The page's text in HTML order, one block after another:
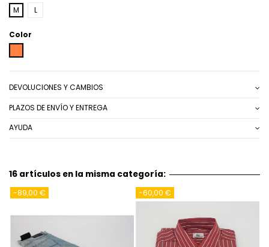
M
L
Color
DEVOLUCIONES Y CAMBIOS
PLAZOS DE ENVÍO Y ENTREGA
AYUDA
16 artículos en la misma categoría: